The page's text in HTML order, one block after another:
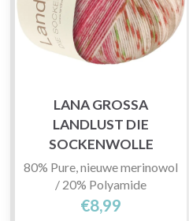
LANA GROSSA
LANDLUST DIE
SOCKENWOLLE
80% Pure, nieuwe merinowol
/ 20% Polyamide
€8,99